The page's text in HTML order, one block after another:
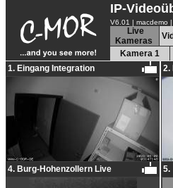
IP-
V6.01 | macdemo |
Live
Kameras
Kamera 1
1. Eingang Integration
2.
4. Burg-Hohenzollern Live 5.